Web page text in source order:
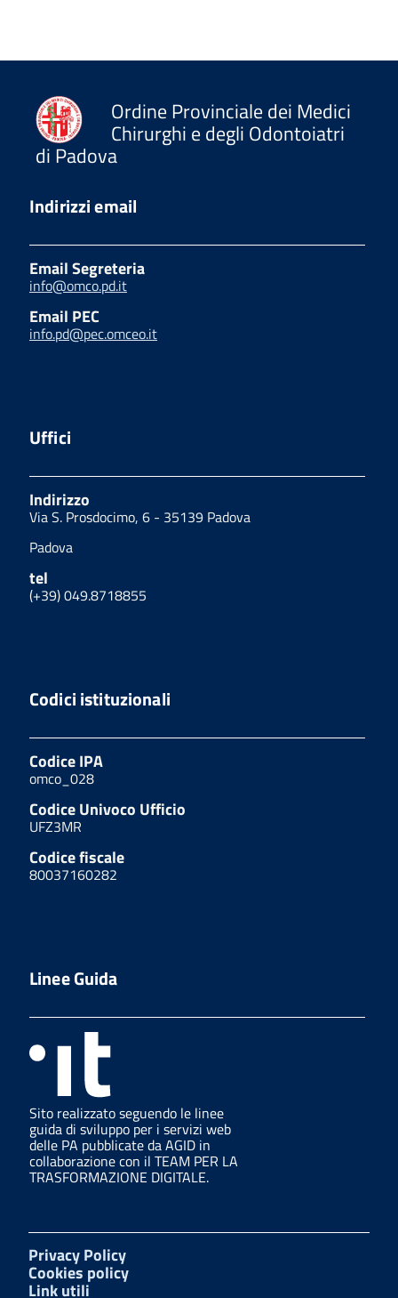
Ordine Provinciale dei Medici
Chirurghi e degli Odontoiatri
di Padova
Indirizzi email
Email Segreteria
info@omco.pd.it
Email PEC
info.pd@pec.omceo.it
Uffici
Indirizzo
Via S. Prosdocimo, 6 - 35139 Padova
Padova
tel
(+39) 049.8718855
Codici istituzionali
Codice IPA
omco_028
Codice Univoco Ufficio
UFZ3MR
Codice fiscale
80037160282
Linee Guida
Sito realizzato seguendo le linee
guida di sviluppo per i servizi web
delle PA pubblicate da AGID in
collaborazione con il TEAM PER LA
TRASFORMAZIONE DIGITALE.
Privacy Policy
Cookies policy
Link utili